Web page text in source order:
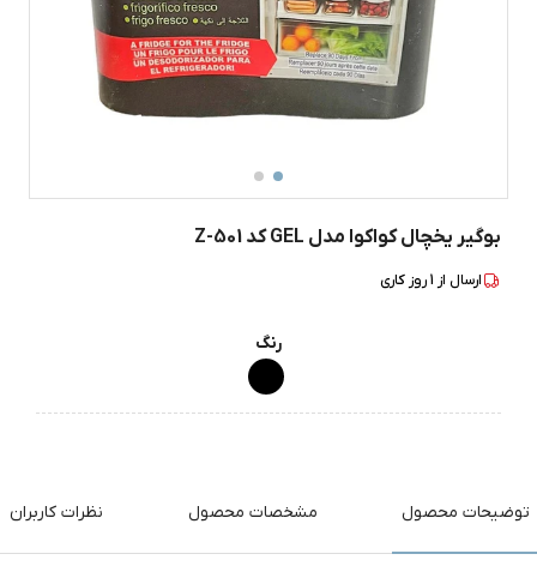
بوگیر یخچال کواکوا مدل GEL کد Z-501
ارسال از 1روز کاری
رنگ
توضیحات محصول مشخصات محصول نظرات کاربران